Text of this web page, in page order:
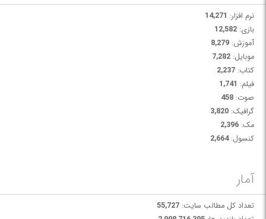
نرم افزار: 14,271
بازی: 12,582
آموزش: 8,279
موبایل: 7,282
کتاب: 2,237
فیلم: 1,741
صوت: 458
گرافیک: 3,820
مک: 2,396
کنسول:2,664
آمار
تعداد کل مطالب سایت: 55,727